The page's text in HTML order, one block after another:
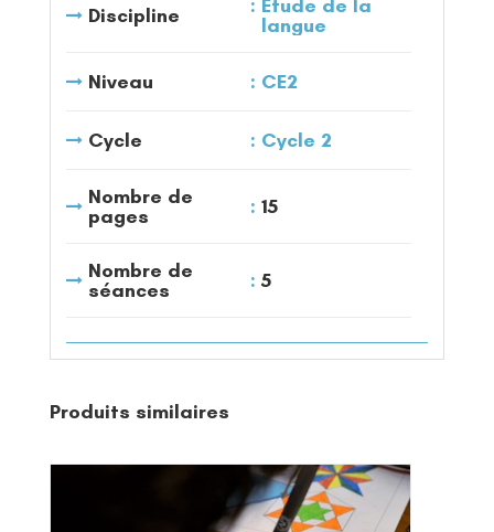
Discipline
Etude de la
langue
Niveau CE2
Cycle Cycle 2
Nombre de
pages
15
Nombre de
séances
5
Produits similaires